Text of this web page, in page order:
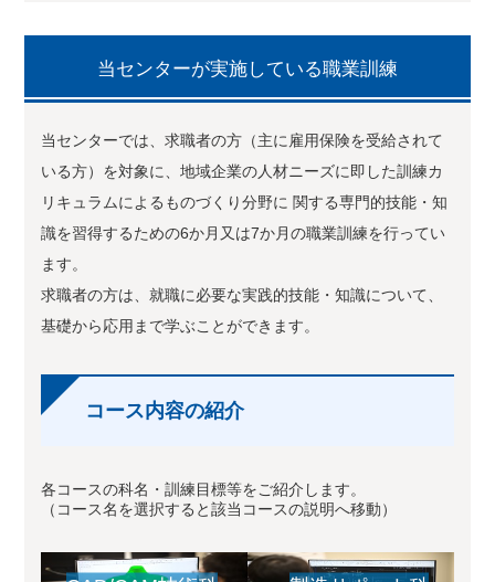
当センターが実施している職業訓練
当センターでは、求職者の方（主に雇用保険を受給されて
いる方）を対象に、地域企業の人材ニーズに即した訓練カ
リキュラムによるものづくり分野に 関する専門的技能・知
識を習得するための6か月又は7か月の職業訓練を行ってい
ます。
求職者の方は、就職に必要な実践的技能・知識について、
基礎から応用まで学ぶことができます。
コース内容の紹介
各コースの科名・訓練目標等をご紹介します。
（コース名を選択すると該当コースの説明へ移動）